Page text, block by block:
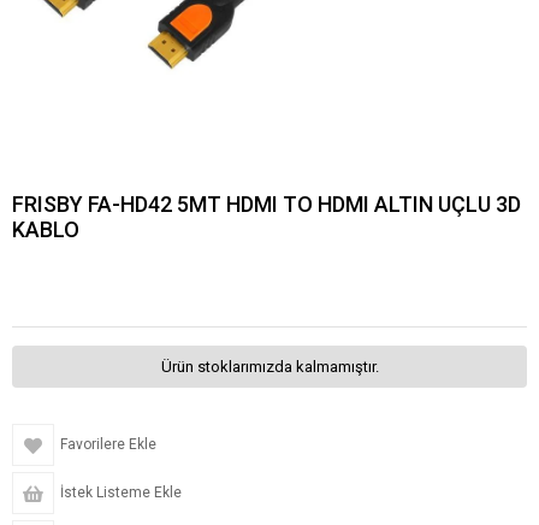
FRISBY FA-HD42 5MT HDMI TO HDMI ALTIN UÇLU 3D
KABLO
Ürün stoklarımızda kalmamıştır.
Favorilere Ekle
İstek Listeme Ekle